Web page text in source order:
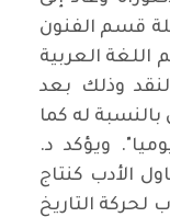
قسم الفنون
العربية
وذلك بعد
بالنسبة له كما
ويؤكد د.
الأدب كنتاج
التاريخ